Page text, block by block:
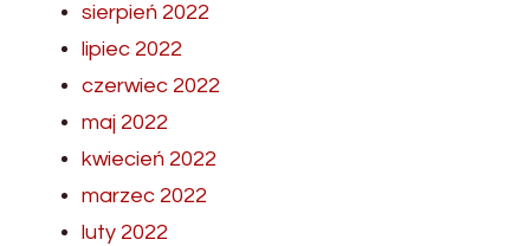
sierpień 2022
lipiec 2022
czerwiec 2022
maj 2022
kwiecień 2022
marzec 2022
luty 2022